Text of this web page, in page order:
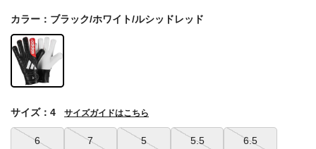
カラー：ブラック/ホワイト/ルシッドレッド
6 7 5 5.5 6.5
サイズ：4 サイズガイドはこちら